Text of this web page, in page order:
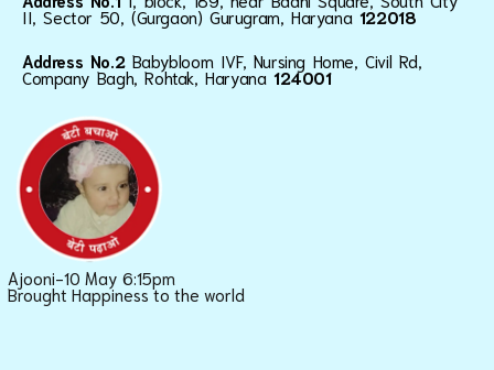
II, Sector 50, (Gurgaon) Gurugram, Haryana 122018
Address No.2 Babybloom IVF, Nursing Home, Civil Rd,
Company Bagh, Rohtak, Haryana124001
Ajooni-10 May 6:15pm
Brought Happiness to the world